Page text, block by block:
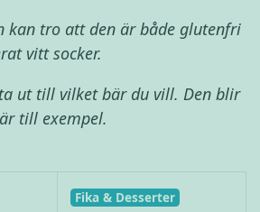
kan tro att den är både glutenfri
vitt socker.
ut till vilket bär du vill. Den blir
till exempel.
Fika & Desserter